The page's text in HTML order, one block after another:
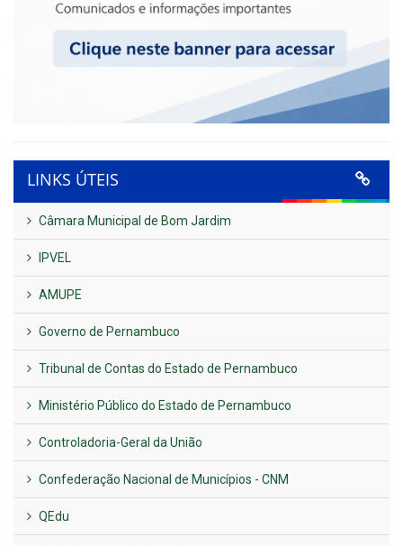
LINKS ÚTEIS
Câmara Municipal de Bom Jardim
IPVEL
AMUPE
Governo de Pernambuco
Tribunal de Contas do Estado de Pernambuco
Ministério Público do Estado de Pernambuco
Controladoria-Geral da União
Confederação Nacional de Municípios - CNM
QEdu